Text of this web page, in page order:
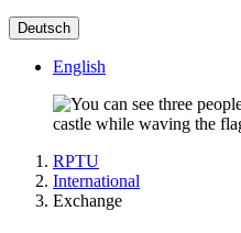
Deutsch
English
RPTU
International
Exchange